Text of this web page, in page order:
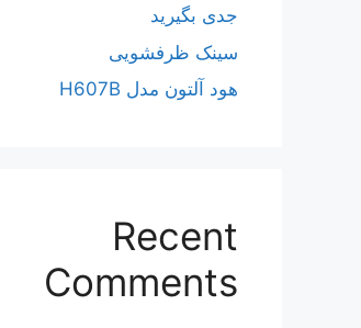
جدی بگیرید
سینک ظرفشویی
هود آلتون مدل H607B
Recent
Comments